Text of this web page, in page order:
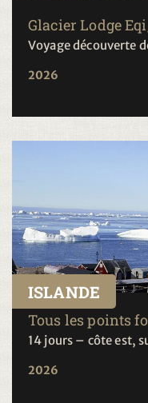
Glacier Lodge
Voyage découverte
2026
ISLANDE
Tous les points
14 jours – côte est,
2026